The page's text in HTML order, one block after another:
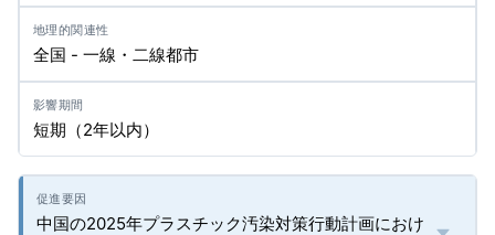
全国 - 一線・二線都市
短期（2年以内）
中国の2025年プラスチック汚染対策行動計画におけ